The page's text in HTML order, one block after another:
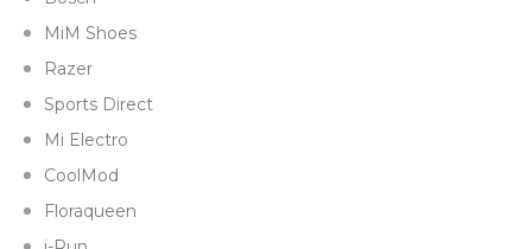
MiM Shoes
Razer
Sports Direct
Mi Electro
CoolMod
Floraqueen